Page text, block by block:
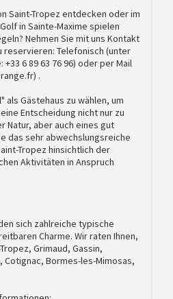
Saint-Tropez entdecken oder im
in Sainte-Maxime spielen
Nehmen Sie mit uns Kontakt
reservieren: Telefonisch (unter
+33 6 89 63 76 96) oder per Mail
.
als Gästehaus zu wählen, um
Entscheidung nicht nur zu
Natur, aber auch eines gut
das sehr abwechslungsreiche
Tropez hinsichtlich der
Aktivitäten in Anspruch
sich zahlreiche typische
Charme. Wir raten Ihnen,
Grimaud, Gassin,
Bormes-les-Mimosas,